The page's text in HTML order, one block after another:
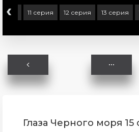
‹ 11 серия 12 серия 13 серия
Глаза Черного моря 15